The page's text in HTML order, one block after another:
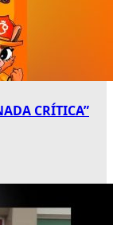
CRÍTICA”